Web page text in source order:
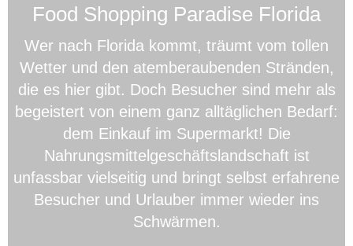
Food Shopping Paradise Florida
Wer nach Florida kommt, träumt vom tollen
Wetter und den atemberaubenden Stränden,
die es hier gibt. Doch Besucher sind mehr als
begeistert von einem ganz alltäglichen Bedarf:
dem Einkauf im Supermarkt! Die
Nahrungsmittelgeschäftslandschaft ist
unfassbar vielseitig und bringt selbst erfahrene
Besucher und Urlauber immer wieder ins
Schwärmen.